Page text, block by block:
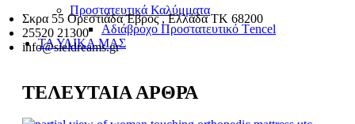
Προστατευτικά Καλύμματα
Αδιάβροχο Προστατευτικό Τencel
ΤΑ ΥΛΙΚΑ ΜΑΣ
Σκρα 55 Ορεστιάδα Έβρος , Ελλάδα ΤΚ 68200
25520 21300
info@sieldreams.gr
ΤΕΛΕΥΤΑΙΑ ΑΡΘΡΑ